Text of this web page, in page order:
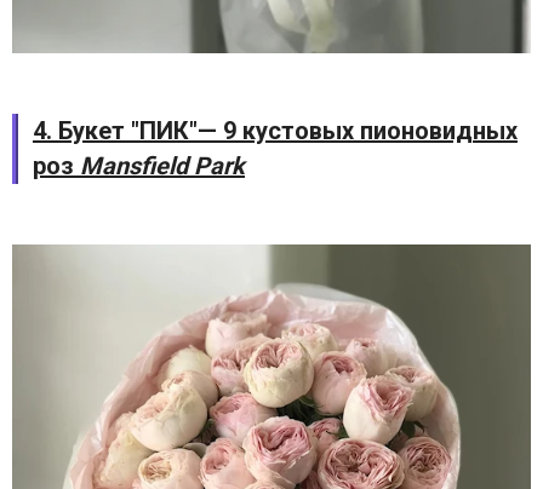
4. Букет "ПИК"— 9 кустовых пионовидных
роз Mansfield Park